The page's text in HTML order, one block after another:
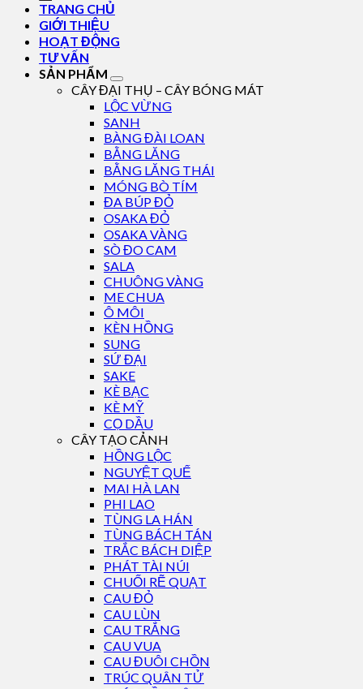
TRANG CHỦ
GIỚI THIỆU
HOẠT ĐỘNG
TƯ VẤN
SẢN PHẨM
CÂY ĐẠI THỤ – CÂY BÓNG MÁT
LỘC VỪNG
SANH
BÀNG ĐÀI LOAN
BẰNG LĂNG
BẰNG LĂNG THÁI
MÓNG BÒ TÍM
ĐA BÚP ĐỎ
OSAKA ĐỎ
OSAKA VÀNG
SÒ ĐO CAM
SALA
CHUÔNG VÀNG
ME CHUA
Ô MÔI
KÈN HỒNG
SUNG
SỨ ĐẠI
SAKE
KÈ BẠC
KÈ MỸ
CỌ DẦU
CÂY TẠO CẢNH
HỒNG LỘC
NGUYỆT QUẾ
MAI HÀ LAN
PHI LAO
TÙNG LA HÁN
TÙNG BÁCH TÁN
TRẮC BÁCH DIỆP
PHÁT TÀI NÚI
CHUỐI RẼ QUẠT
CAU ĐỎ
CAU LÙN
CAU TRẮNG
CAU VUA
CAU ĐUÔI CHỒN
TRÚC QUÂN TỬ